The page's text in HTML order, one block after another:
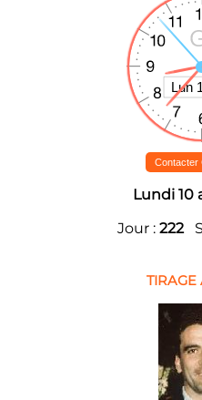
Contacter
Lundi 10
Jour : 222
TIRAGE